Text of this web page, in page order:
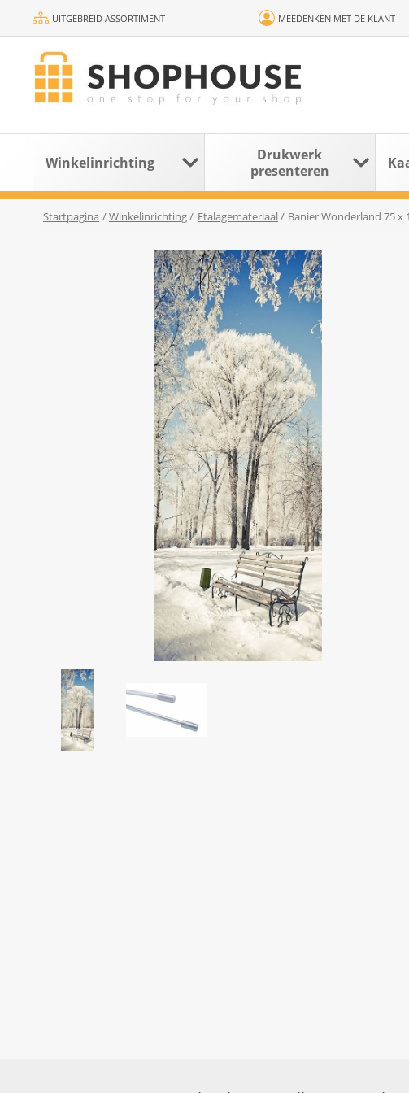
UITGEBREID ASSORTIMENT MEEDENKEN MET DE KLANT
Winkelinrichting
Drukwerk
presenteren
Startpagina /Winkelinrichting/ Etalagemateriaal / Banier Wonderland 75 x